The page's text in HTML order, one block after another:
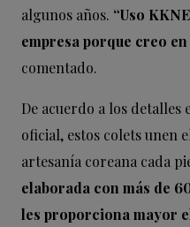
algunos años. “Uso
empresa porque creo
comentado.
De acuerdo a los
oficial, estos colets unen
artesanía coreana cada
elaborada con más de
les proporciona mayor